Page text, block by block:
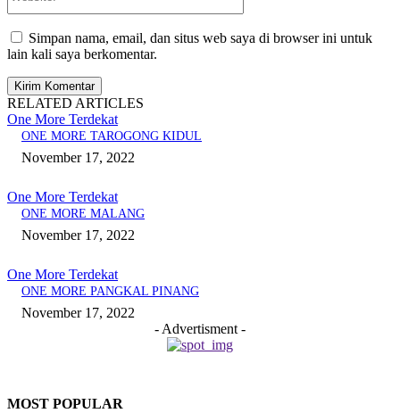
Simpan nama, email, dan situs web saya di browser ini untuk
lain kali saya berkomentar.
RELATED ARTICLES
One More Terdekat
ONE MORE TAROGONG KIDUL
November 17, 2022
One More Terdekat
ONE MORE MALANG
November 17, 2022
One More Terdekat
ONE MORE PANGKAL PINANG
November 17, 2022
- Advertisment -
MOST POPULAR